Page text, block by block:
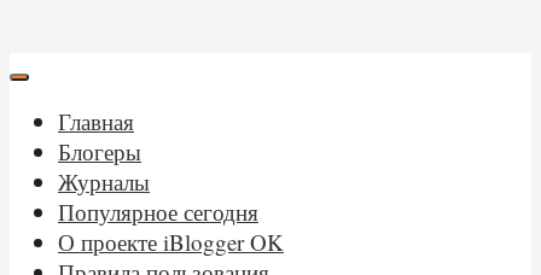
Главная
Блогеры
Журналы
Популярное сегодня
О проекте iBlogger OK